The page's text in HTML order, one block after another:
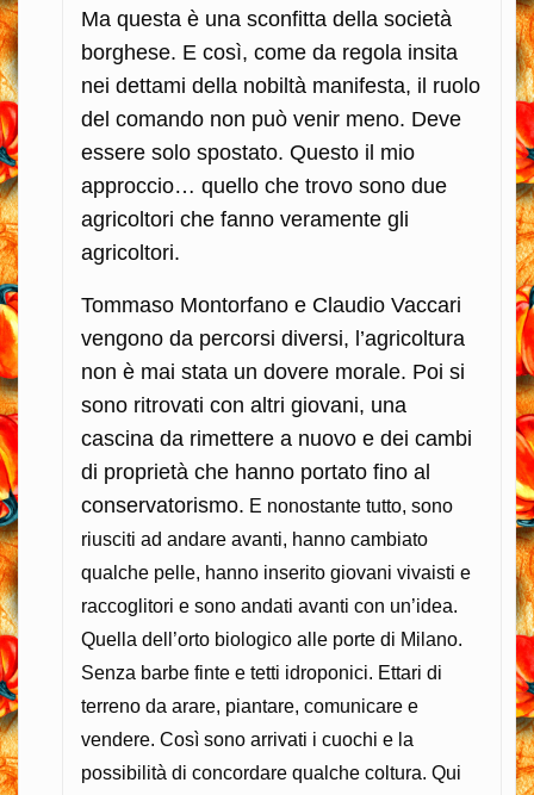
Ma questa è una sconfitta della società
borghese. E così, come da regola insita
nei dettami della nobiltà manifesta, il ruolo
del comando non può venir meno. Deve
essere solo spostato. Questo il mio
approccio… quello che trovo sono due
agricoltori che fanno veramente gli
agricoltori.
Tommaso Montorfano e Claudio Vaccari
vengono da percorsi diversi, l’agricoltura
non è mai stata un dovere morale. Poi si
sono ritrovati con altri giovani, una
cascina da rimettere a nuovo e dei cambi
di proprietà che hanno portato fino al
conservatorismo. E nonostante tutto, sono
riusciti ad andare avanti, hanno cambiato
qualche pelle, hanno inserito giovani vivaisti e
raccoglitori e sono andati avanti con un’idea.
Quella dell’orto biologico alle porte di Milano.
Senza barbe finte e tetti idroponici. Ettari di
terreno da arare, piantare, comunicare e
vendere. Così sono arrivati i cuochi e la
possibilità di concordare qualche coltura. Qui